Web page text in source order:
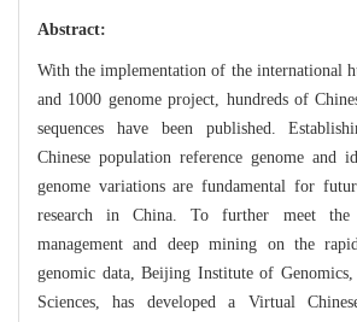
Abstract:
With the implementation of the international
and 1000 genome project, hundreds of
sequences have been published.
Chinese population reference genome and
genome variations are fundamental for
research in China. To further meet the
management and deep mining on the
genomic data, Beijing Institute of Genomics,
Sciences, has developed a Virtual